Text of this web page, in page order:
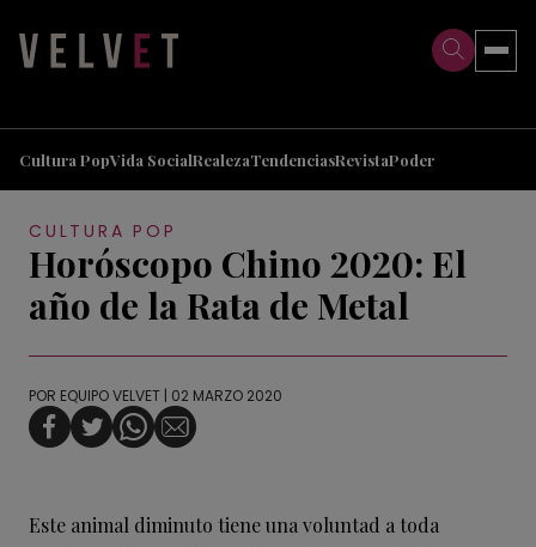
Cultura PopVida SocialRealezaTendenciasRevistaPoder
CULTURA POP
Horóscopo Chino 2020: El
año de la Rata de Metal
POR EQUIPO VELVET | 02 MARZO 2020
Este animal diminuto tiene una voluntad a toda